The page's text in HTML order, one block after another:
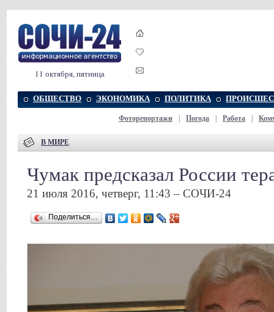
11 октября, пятница
ОБЩЕСТВО ЭКОНОМИКА ПОЛИТИКА
Фоторепортажи Погода Работа
В МИРЕ
Чумак предсказал России
21 июля 2016, четверг, 11:43 – СОЧИ-24
Поделиться…